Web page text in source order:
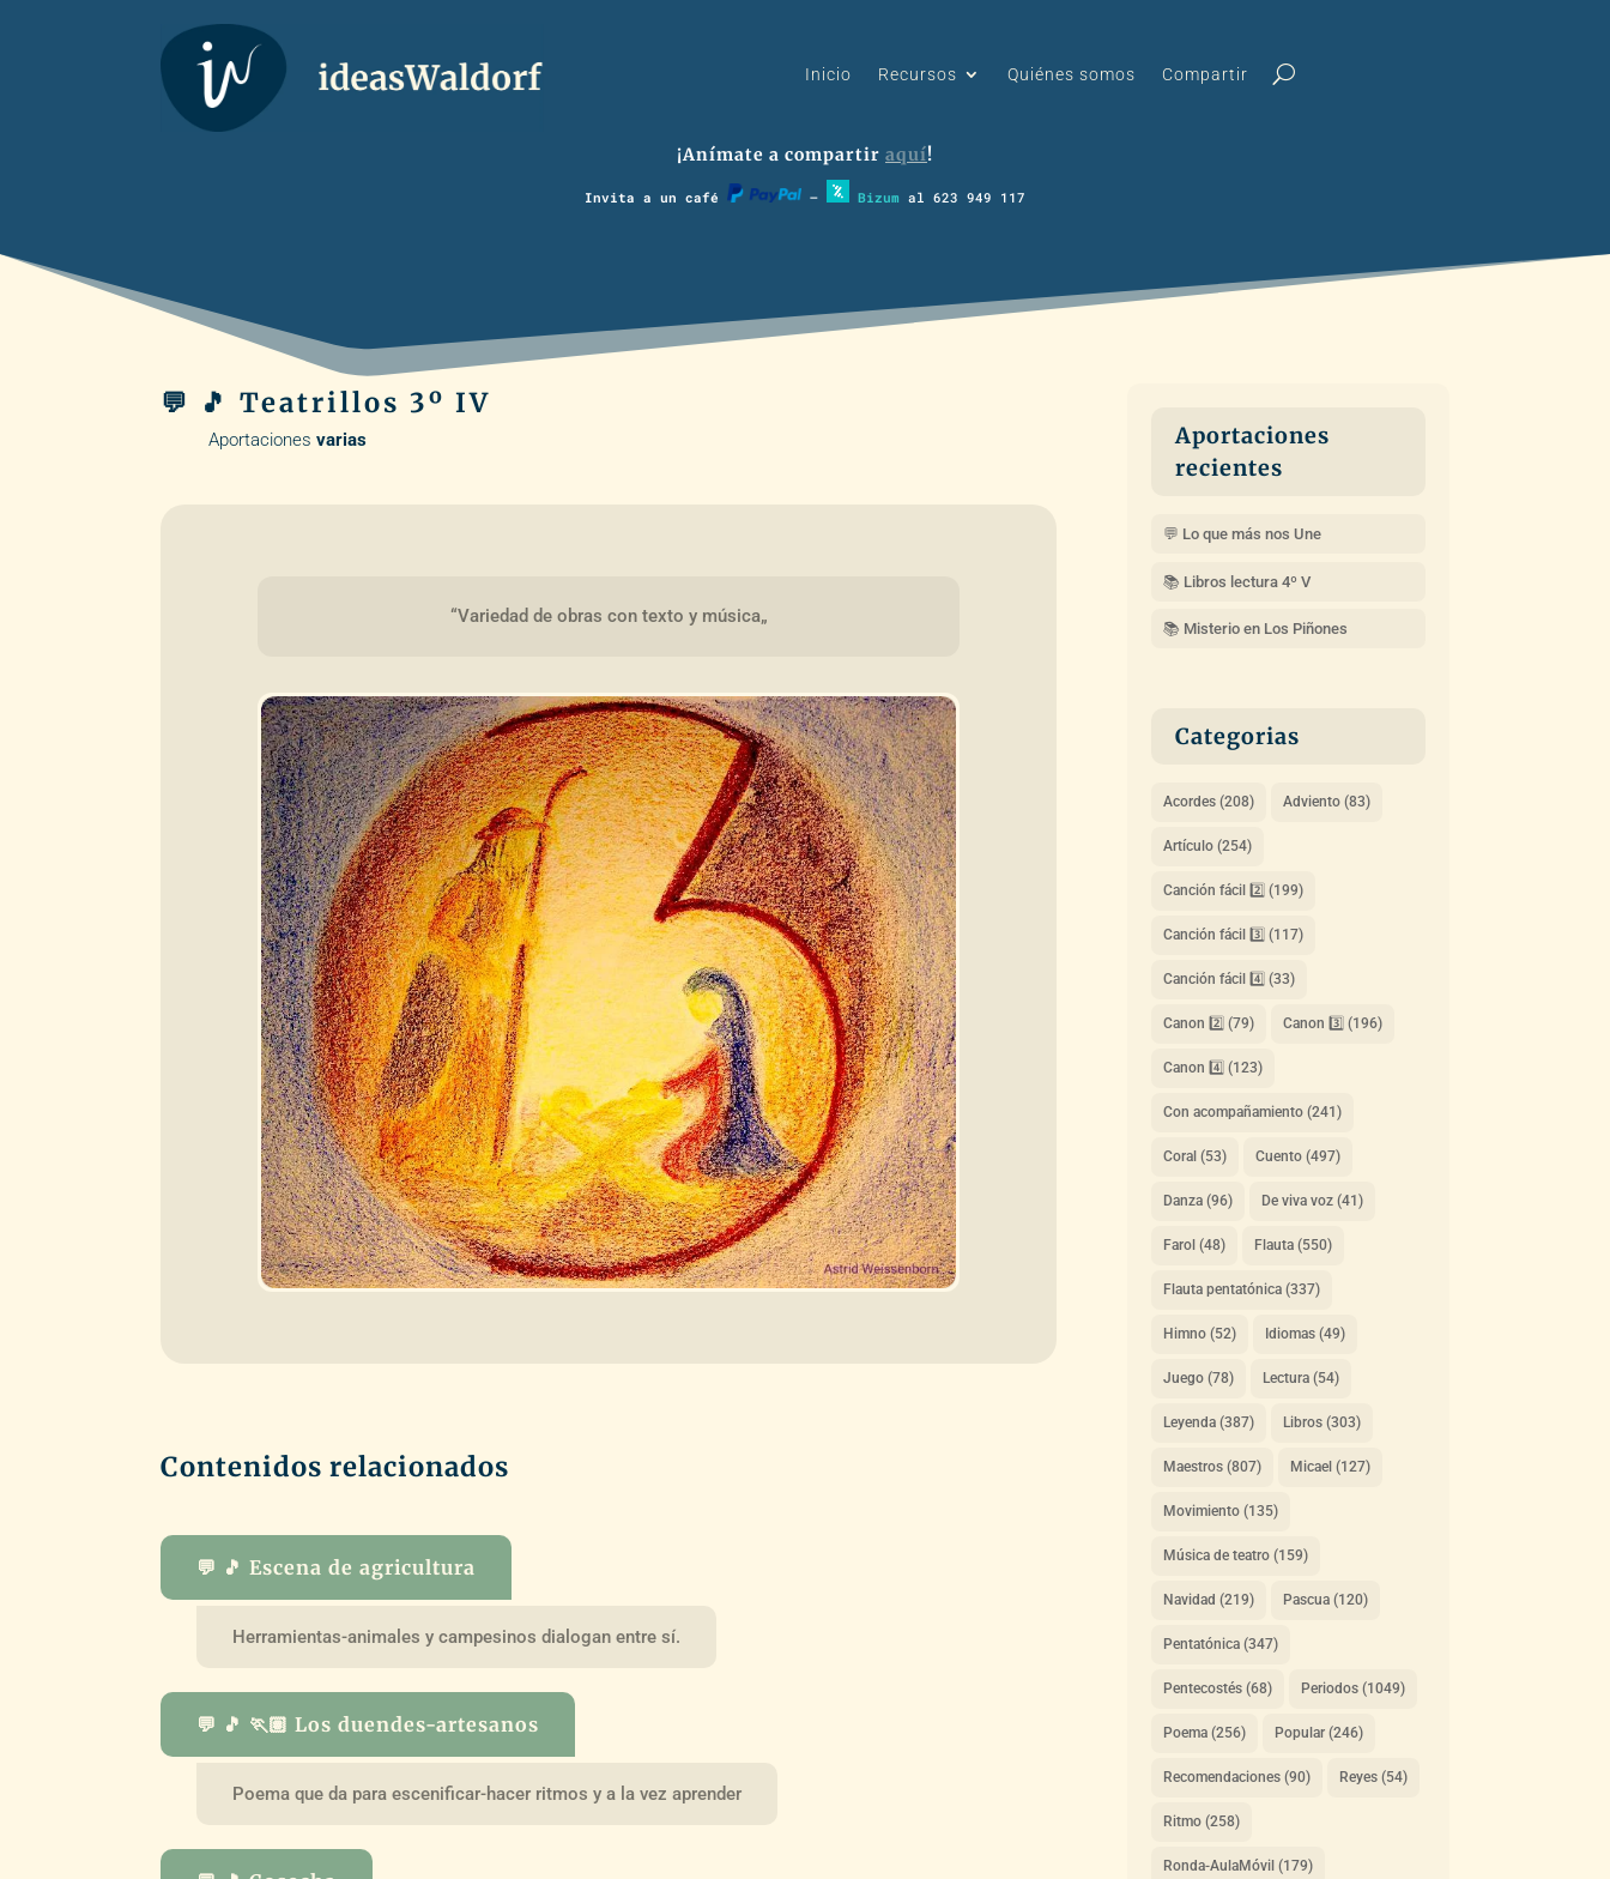
Inicio Recursos Quiénes somos Compartir
¡Anímate a compartir aquí!
Invita a un café – Bizum al 623 949 117
💬 🎵 Teatrillos 3º IV
Aportacionesvarias
“Variedad de obras con texto y música„
Contenidos relacionados
💬 🎵 Escena de agricultura
Herramientas-animales y campesinos dialogan entre sí.
💬 🎵 🏃🏽 Los duendes-artesanos
Poema que da para escenificar-hacer ritmos y a la vez aprender
Aportaciones
recientes
💬 Lo que más nos Une
📚 Libros lectura 4º V
📚 Misterio en Los Piñones
Categorias
Acordes(208) Adviento(83)
Artículo(254)
Canción fácil 2️⃣ (199)
Canción fácil 3️⃣ (117)
Canción fácil 4️⃣ (33)
Canon 2️⃣ (79) Canon 3️⃣ (196)
Canon 4️⃣ (123)
Con acompañamiento(241)
Coral (53) Cuento(497)
Danza(96) De viva voz(41)
Farol (48) Flauta(550)
Flauta pentatónica(337)
Himno(52) Idiomas(49)
Juego(78) Lectura(54)
Leyenda(387) Libros(303)
Maestros(807) Micael (127)
Movimiento(135)
Música de teatro(159)
Navidad (219) Pascua(120)
Pentatónica(347)
Pentecostés(68) Periodos(1049)
Poema(256) Popular(246)
Recomendaciones(90) Reyes(54)
Ritmo(258)
Ronda-AulaMóvil (179)